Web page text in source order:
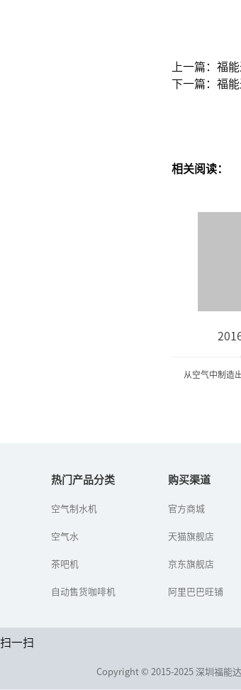
上一篇：福
下一篇：福
相关阅读：
从空气中制造
在第四届
绿色创新
的深圳福
热门产品分类
空气制水机
空气水
茶吧机
自动售货咖啡机
购买渠道
官方商城
天猫旗舰店
京东旗舰店
阿里巴巴旺铺
扫一扫
Copyright © 2015-2025 深圳福能